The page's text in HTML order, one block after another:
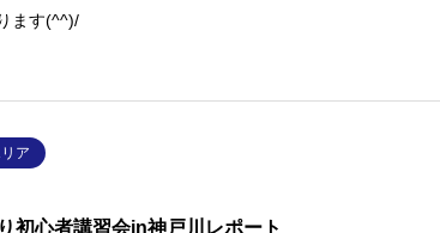
ます(^^)/
ア
初心者講習会in神戸川レポート